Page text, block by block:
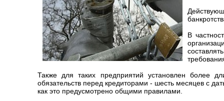
В
Также для таких предприятий установлен более
обязательств перед кредиторами - шесть месяцев с
как это предусмотрено общими правилами.